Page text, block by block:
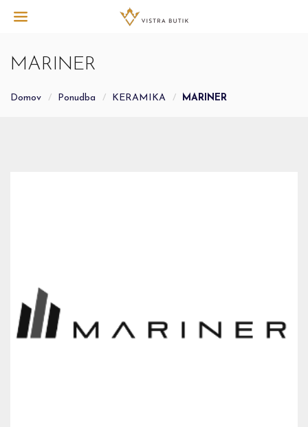
MARINER
Domov Ponudba KERAMIKA MARINER